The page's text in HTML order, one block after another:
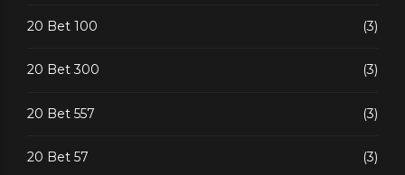
20 Bet 100 (3)
20 Bet 300 (3)
20 Bet 557 (3)
20 Bet 57 (3)